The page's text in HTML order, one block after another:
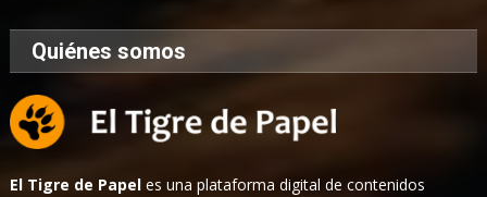
Quiénes somos
El Tigre de Papel es una plataforma digital de contenidos